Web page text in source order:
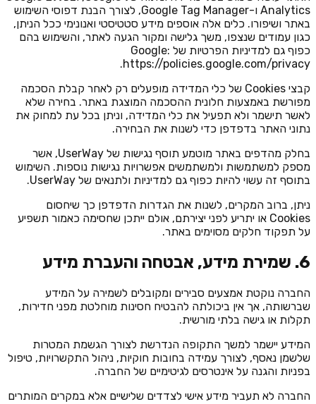
Analytics ו-Google Tag Manager, לצורך הבנת דפוסי השימוש
באתר ושיפורו. כלים אלה אוספים מידע סטטיסטי ואנונימי ככל הניתן,
כגון עמודים שנצפו, משך גלישה ומקור הגעה לאתר, והשימוש בהם
כפוף גם למדיניות הפרטיות של Google:
https://policies.google.com/privacy.
קבצי Cookies של כלי המדידה מופעלים רק לאחר קבלת הסכמה
מפורשת באמצעות חלונית ההסכמה המוצגת באתר. בחירה שלא
לאשר תישמר ולא תפעיל את כלי המדידה, וניתן בכל עת למחוק את
נתוני האתר בדפדפן כדי לשנות את הבחירה.
בחלק מהדפים באתר מוטמע תוסף נגישות של UserWay, אשר
מספק למשתמשות ולמשתמשים אפשרויות נגישות נוספות. השימוש
בתוסף זה עשוי להיות כפוף גם למדיניות ולתנאים של UserWay.
ניתן, ברוב המקרים, לשנות את הגדרות הדפדפן כך שיחסום
Cookies או יתריע לפני יצירתם, אולם ייתכן שחסימה כאמור תשפיע
על תפקוד חלקים מסוימים באתר.
6. שמירת מידע, אבטחה והעברת מידע
החברה נוקטת אמצעים סבירים ומקובלים לשמירה על המידע
שברשותה, אך אין ביכולתה להבטיח חסינות מוחלטת מפני חדירות,
תקלות או גישה בלתי מורשית.
המידע יישמר למשך התקופה הנדרשת לצורך הגשמת המטרות
שלשמן נאסף, לצורך עמידה בחובות חוקיות, ניהול התקשרויות, טיפול
בפניות והגנה על אינטרסים לגיטימיים של החברה.
החברה לא תעביר מידע אישי לצדדים שלישיים אלא במקרים המותרים